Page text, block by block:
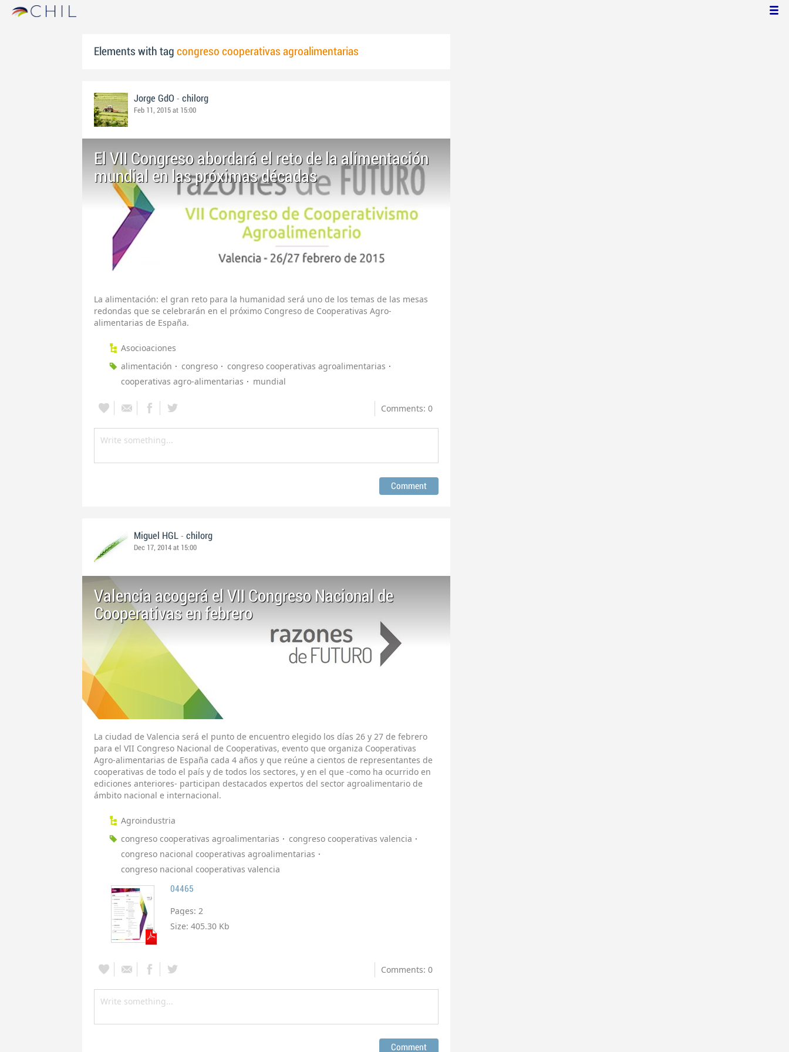
Elements with tag congreso cooperativas agroalimentarias
Jorge GdO - chilorg
Feb 11, 2015 at 15:00
El VII Congreso abordará el reto de la alimentación
mundial en las próximas décadas
La alimentación: el gran reto para la humanidad será uno de los temas de las mesas
redondas que se celebrarán en el próximo Congreso de Cooperativas Agro-
alimentarias de España.
Asocioaciones
alimentación
congreso
congreso cooperativas agroalimentarias
cooperativas agro-alimentarias
mundial
Comments: 0
Miguel HGL - chilorg
Dec 17, 2014 at 15:00
Valencia acogerá el VII Congreso Nacional de
Cooperativas en febrero
La ciudad de Valencia será el punto de encuentro elegido los días 26 y 27 de febrero
para el VII Congreso Nacional de Cooperativas, evento que organiza Cooperativas
Agro-alimentarias de España cada 4 años y que reúne a cientos de representantes de
cooperativas de todo el país y de todos los sectores, y en el que -como ha ocurrido en
ediciones anteriores- participan destacados expertos del sector agroalimentario de
ámbito nacional e internacional.
Agroindustria
congreso cooperativas agroalimentarias
congreso cooperativas valencia
congreso nacional cooperativas agroalimentarias
congreso nacional cooperativas valencia
04465
Pages: 2
Size: 405.30 Kb
Comments: 0